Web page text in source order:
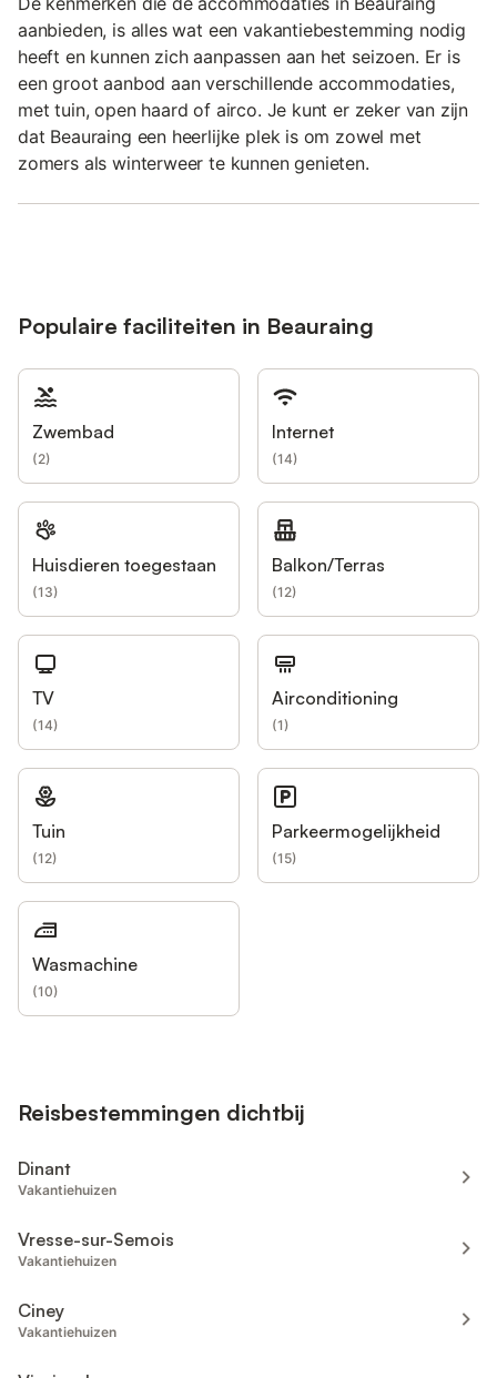
aanbieden, is alles wat een vakantiebestemming nodig
heeft en kunnen zich aanpassen aan het seizoen. Er is
een groot aanbod aan verschillende accommodaties,
met tuin, open haard of airco. Je kunt er zeker van zijn
dat Beauraing een heerlijke plek is om zowel met
zomers als winterweer te kunnen genieten.
Populaire faciliteiten in Beauraing
Zwembad
(2)
Internet
(14)
Huisdieren toegestaan
(13)
Balkon/Terras
(12)
TV
(14)
Airconditioning
(1)
Tuin
(12)
Parkeermogelijkheid
(15)
Wasmachine
(10)
Reisbestemmingen dichtbij
Dinant
Vakantiehuizen
Vresse-sur-Semois
Vakantiehuizen
Ciney
Vakantiehuizen